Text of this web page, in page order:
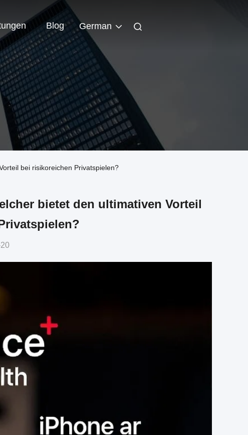
Blog German
bei risikoreichen Privatspielen?
bietet den ultimativen Vorteil